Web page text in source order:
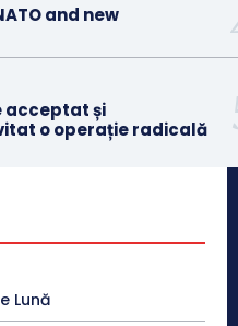
and new
acceptat și
o operație radicală
Lună